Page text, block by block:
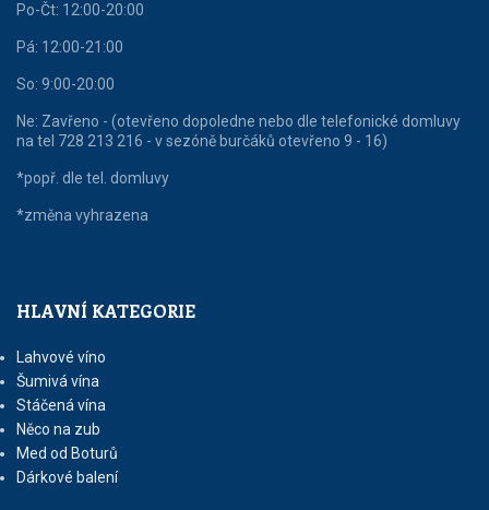
Po-Čt: 12:00-20:00
Pá: 12:00-21:00
So: 9:00-20:00
Ne: Zavřeno - (otevřeno dopoledne nebo dle telefonické domluvy
na tel 728 213 216 - v sezóně burčáků otevřeno 9 - 16)
*popř. dle tel. domluvy
*změna vyhrazena
HLAVNÍ KATEGORIE
Lahvové víno
Šumivá vína
Stáčená vína
Něco na zub
Med od Boturů
Dárkové balení